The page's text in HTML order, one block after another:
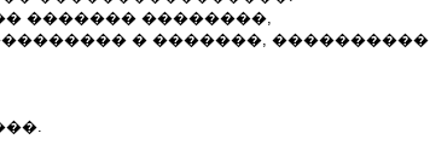
������� ��������,
� �������, ����������